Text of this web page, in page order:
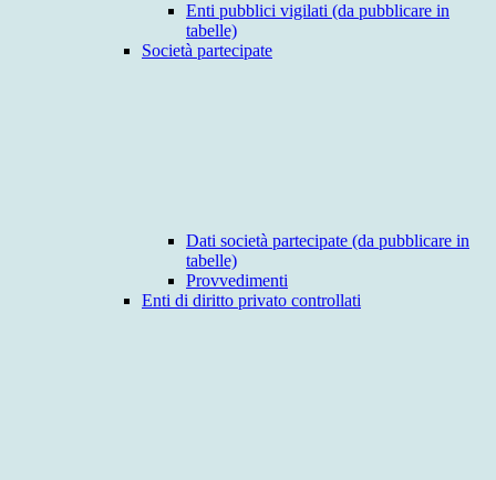
Enti pubblici vigilati (da pubblicare in
tabelle)
Società partecipate
Dati società partecipate (da pubblicare in
tabelle)
Provvedimenti
Enti di diritto privato controllati